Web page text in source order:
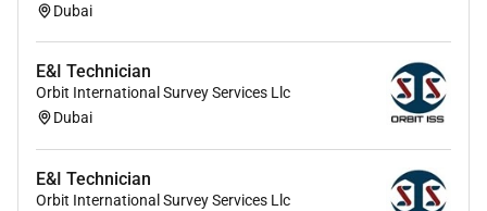
Dubai
E&I Technician
Orbit International Survey Services Llc
Dubai
E&I Technician
Orbit International Survey Services Llc